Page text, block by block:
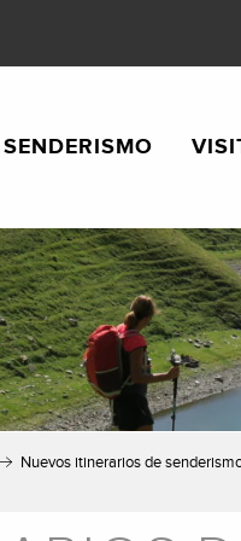
SENDERISMO
Nuevos itinerarios de